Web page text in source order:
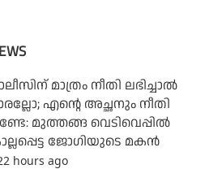
മാത്രം നീതി ലഭിച്ചാല്‍
എന്റെ അച്ഛനും നീതി
മുത്തങ്ങ വെടിവെപ്പില്‍
ജോഗിയുടെ മകന്‍
hours ago